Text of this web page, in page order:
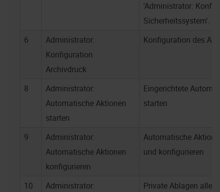
'Administrator:
Sicherheitssystem'.
6
Administrator:
Konfiguration
Archivdruck
Konfiguration des
8
Administrator:
Automatische Aktionen
starten
Eingerichtete
starten
9
Administrator:
Automatische Aktionen
konfigurieren
Automatische
und konfigurieren
10
Administrator:
Private Ablagen aller